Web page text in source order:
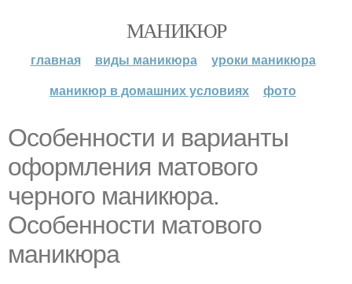
МАНИКЮР
главная виды маникюра
уроки маникюра
маникюр в домашних условиях
фото
Особенности и варианты
оформления матового
черного маникюра.
Особенности матового
маникюра